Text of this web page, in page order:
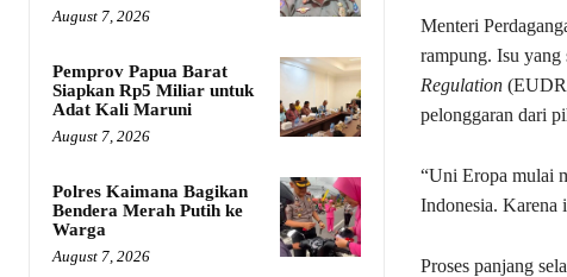
August 7, 2026
Pemprov Papua Barat
Siapkan Rp5 Miliar untuk
Adat Kali Maruni
August 7, 2026
Polres Kaimana Bagikan
Bendera Merah Putih ke
Warga
August 7, 2026
Menteri
rampung. Isu yang
Regulation(EUDR)
pelonggaran dari
“Uni Eropa mulai
Indonesia. Karena
Proses panjang